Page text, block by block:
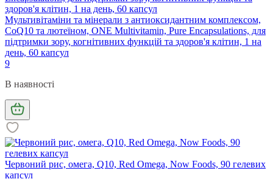
Мультивітаміни та мінерали з антиоксидантним комплексом,
CoQ10 та лютеїном, ONE Multivitamin, Pure Encapsulations, для
підтримки зору, когнітивних функцій та здоров'я клітин, 1 на
день, 60 капсул
9
В наявності
Червоний рис, омега, Q10, Red Omega, Now Foods, 90 гелевих
капсул